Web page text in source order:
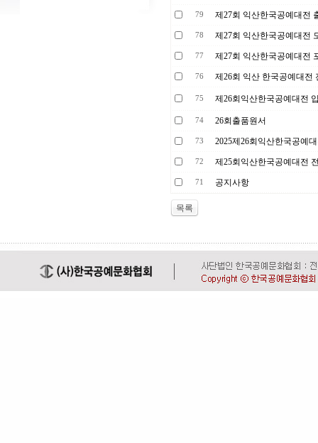
79 제27회 익산한국공예대전
78 제27회 익산한국공예대전
77 제27회 익산한국공예대전
76 제26회 익산 한국공예대전
75 제26회익산한국공예대전
74 26회출품원서
73 2025제26회익산한국공예
72 제25회익산한국공예대전
71 공지사항
목록